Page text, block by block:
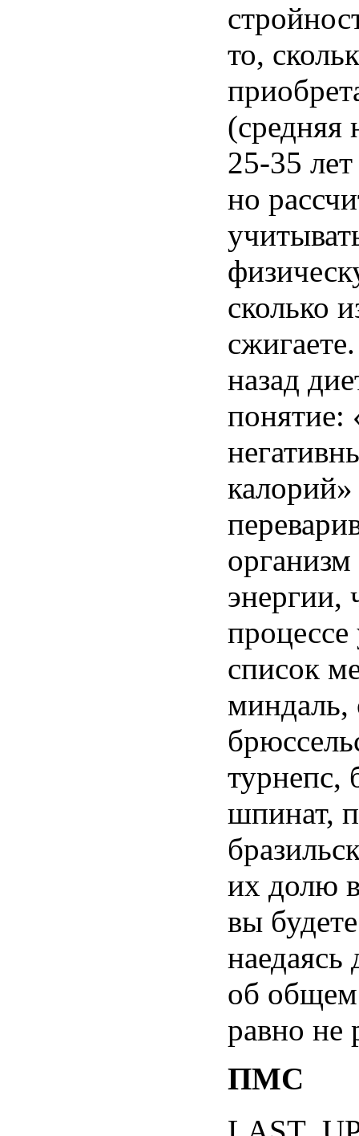
то,
(средняя
25-35
но
сколько
сжигаете
назад
понятие:
калорий
организм
энергии,
процессе
список
миндаль,
турнепс,
шпинат,
их долю
вы будете
наедаясь
об общем
равно не
ПМС